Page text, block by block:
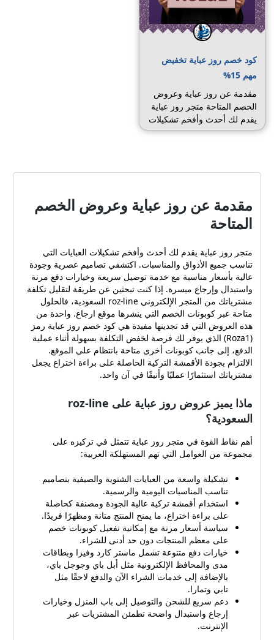
كود خصم روز عباية تخفيض
مهم 15%
مقدمة عن روز عباية وعروض
الخصم المتاحة متجر روز عباية
يقدم لك أحدث وأفخم تشكيلات
العبايات التي تناسب جميع
بأسعار مناسبة مع خدمة
إذا كنت تبحثين عن طريقة
لتقليل تكلفة مشترياتك من
السعودية، فالحلول متاحة عبر
كوبونات الخصم التي ينشرها
موقع ارجاع. واحدة من هذه
العروض التي قد تجدينها مفيدة
هي كود خصم روز عباية رمز
(Roza1) الذي يوفر لك فرصة
لخفض التكلفة بسهولة أثناء
عملية الدفع، إلى جانب
كوبونات أخرى متاحة بانتظام
على الموقع. الالتزام بجودة
الأقمشة التركية الحاصلة على
استثمارًا عمليًا وأنيقًا في آن
واحد. ماذا يميز عروض روز
أهم نقاط القوة في متجر روز
عباية تتمثل في تركيزه على
المستهلكة العربية: تشكيلة
واسعة من العبايات الشتوية
والصيفية بتصاميم تناسب
المناسبات اليومية والرسمية.
استخدام أقمشة تركية عالية
الجودة ومصنفة كحاصلة على
براءة اختراع، ما يمنح المنتج
متانة ومظهرًا فريدًا. سياسة
أسعار مرنة مع إمكانية تفعيل
كوبونات خصم على معظم
المنتجات دون حد أدنى للشراء.
خيارات دفع متنوعة تشمل
ماستر كارد وفيزا وبطاقات
مقدمة عن روز عباية وعروض الخصم
المتاحة
متجر روز عباية يقدم لك أحدث وأفخم تشكيلات العبايات التي
تناسب جميع الأذواق والمناسبات. اكتشفي تصاميم عصرية وجودة
عالية بأسعار مناسبة مع خدمة توصيل سريعة وخيارات دفع مرنة
واستبدال وإرجاع ميسرة. إذا كنت تبحثين عن طريقة لتقليل تكلفة
مشترياتك من المتجر الإلكتروني roz-line السعودية، فالحلول
متاحة عبر كوبونات الخصم التي ينشرها موقع ارجاع. واحدة من
هذه العروض التي قد تجدينها مفيدة هي كود خصم روز عباية رمز
(Roza1) الذي يوفر لك فرصة لخفض التكلفة بسهولة أثناء عملية
الدفع، إلى جانب كوبونات أخرى متاحة بانتظام على الموقع.
الالتزام بجودة الأقمشة التركية الحاصلة على براءة اختراع يجعل
مشترياتك استثمارًا عمليًا وأنيقًا في آن واحد.
ماذا يميز عروض روز عباية على roz-line
السعودية؟
أهم نقاط القوة في متجر روز عباية تتمثل في تركيزه على
مجموعة من العوامل التي تهم المستهلكة العربية:
تشكيلة واسعة من العبايات الشتوية والصيفية بتصاميم
تناسب المناسبات اليومية والرسمية.
استخدام أقمشة تركية عالية الجودة ومصنفة كحاصلة
على براءة اختراع، ما يمنح المنتج متانة ومظهرًا فريدًا.
سياسة أسعار مرنة مع إمكانية تفعيل كوبونات خصم
على معظم المنتجات دون حد أدنى للشراء.
خيارات دفع متنوعة تشمل ماستر كارد وفيزا وبطاقات
مدى والمحافظ الإلكترونية مثل أبل باي وجوجل باي،
بالإضافة إلى خدمات الشراء الآن والدفع لاحقًا مثل
تابي وتمارا.
دعم سريع للشحن والتوصيل إلى باب المنزل وخيارات
إرجاع واستبدال واضحة تطمئن المشتريات عبر
الإنترنت.